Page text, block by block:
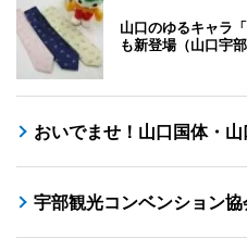
山口のゆるキャラ
も新登場（山口宇部
おいでませ！山口国体・
宇部観光コンベンション協